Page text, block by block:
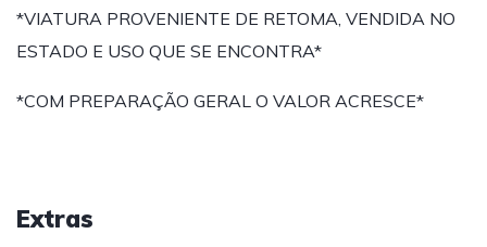
*VIATURA PROVENIENTE DE RETOMA, VENDIDA NO
ESTADO E USO QUE SE ENCONTRA*
*COM PREPARAÇÃO GERAL O VALOR ACRESCE*
Extras